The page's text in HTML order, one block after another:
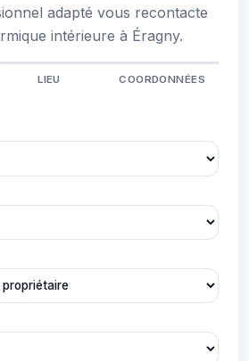
adapté vous recontacte
intérieure à Éragny.
LIEU COORDONNÉES